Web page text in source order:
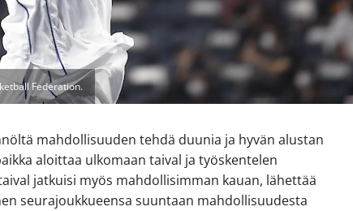
Federation.
mahdollisuuden tehdä duunia ja hyvän alustan
aloittaa ulkomaan taival ja työskentelen
jatkuisi myös mahdollisimman kauan, lähettää
seurajoukkueensa suuntaan mahdollisuudesta